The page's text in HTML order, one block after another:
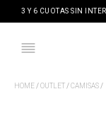
3 Y 6 CUOTAS SIN INTERÉS*
OUTLET CAMISAS